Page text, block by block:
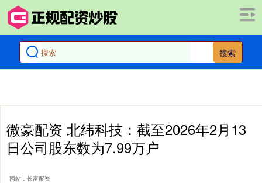
搜索
微豪配资 北纬科技：截至2026年2月13
日公司股东数为7.99万户
网站：长富配资